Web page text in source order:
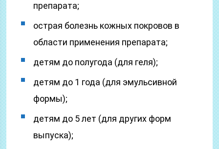
препарата;
острая болезнь кожных покровов в
области применения препарата;
детям до полугода (для геля);
детям до 1 года (для эмульсивной
формы);
детям до 5 лет (для других форм
выпуска);